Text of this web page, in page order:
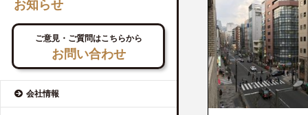
お知らせ
ご意見・ご質問はこちらから
お問い合わせ
会社情報